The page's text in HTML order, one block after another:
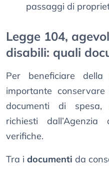
passaggi di
Legge 104,
disabili: quali
Per beneficiare della
importante
documenti di spesa,
richiesti
verifiche.
Tra i documenti da